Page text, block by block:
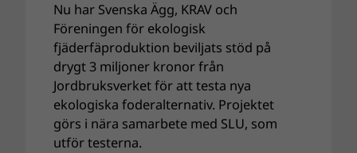
Nu har Svenska Ägg, KRAV och
Föreningen för ekologisk
fjäderfäproduktion beviljats stöd på
drygt 3 miljoner kronor från
Jordbruksverket för att testa nya
ekologiska foderalternativ. Projektet
görs i nära samarbete med SLU, som
utför testerna.